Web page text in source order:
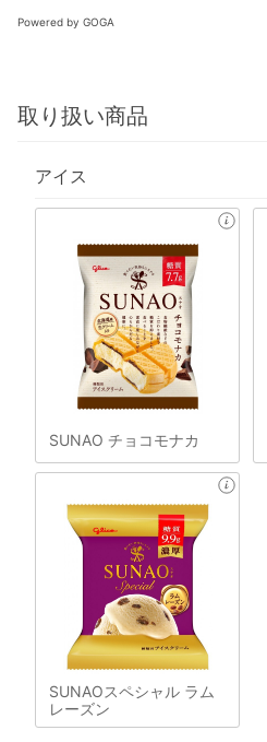
Powered by GOGA
取り扱い商品
アイス
SUNAO チョコモナカ
SUNAOスペシャル ラム
レーズン